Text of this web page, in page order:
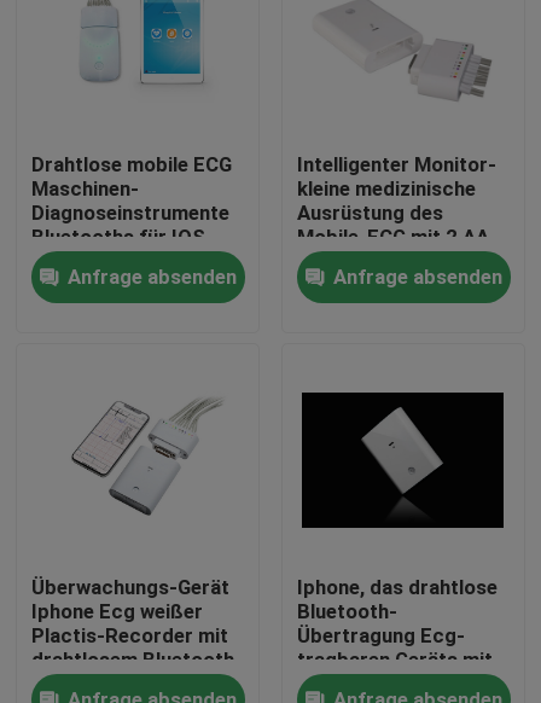
Produkte
Über uns
Fabrik-Ausflug
Qualitätskontrolle
Drahtlose mobile ECG
Maschinen-
Diagnoseinstrumente
Bluetooths für IOS
Anfrage absenden
Intelligenter Monitor-
kleine medizinische
Ausrüstung des
Mobile-ECG mit 2 AA-
Batterien
Anfrage absenden
Überwachungs-Gerät
Iphone Ecg weißer
Plactis-Recorder mit
drahtlosem Bluetooth
Iphone, das drahtlose
Bluetooth-
Übertragung Ecg-
tragbaren Geräts mit
weißem intelligentem